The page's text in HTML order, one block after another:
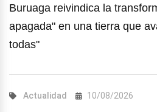
Buruaga reivindica la
apagada" en una tierra que
todas"
Actualidad 10/08/2026